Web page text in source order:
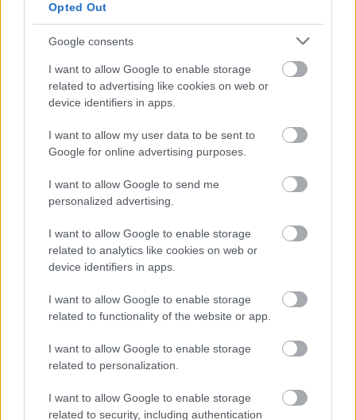
Opted Out
Google consents
I want to allow Google to enable storage
related to advertising like cookies on web or
device identifiers in apps.
I want to allow my user data to be sent to
Google for online advertising purposes.
I want to allow Google to send me
personalized advertising.
I want to allow Google to enable storage
related to analytics like cookies on web or
device identifiers in apps.
I want to allow Google to enable storage
related to functionality of the website or app.
I want to allow Google to enable storage
related to personalization.
I want to allow Google to enable storage
related to security, including authentication
“DzīvaisNostradams”
izsaka drūmu prognozi
2026. gada otrajai pusei:
“Tas palielina tiešu
sadursmju iespējamību”
Atcelt Ziņot